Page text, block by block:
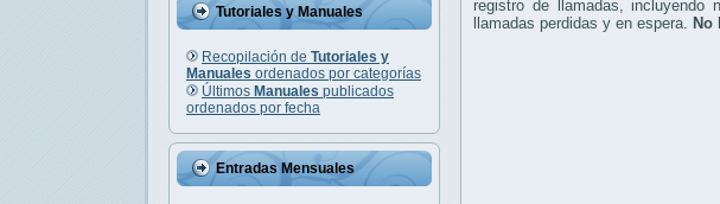
Tutoriales y Manuales
Recopilación de Tutoriales y
Manuales ordenados por categorías
Últimos Manuales publicados
ordenados por fecha
Entradas Mensuales
registro de llamadas,
llamadas perdidas y en espera.
No